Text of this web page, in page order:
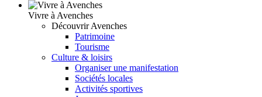
Vivre à Avenches
Découvrir Avenches
Patrimoine
Tourisme
Culture & loisirs
Organiser une manifestation
Sociétés locales
Activités sportives